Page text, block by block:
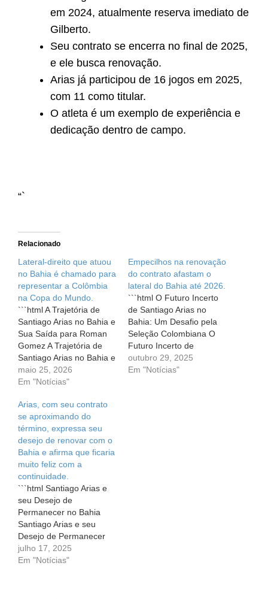
em 2024, atualmente reserva imediato de
Gilberto.
Seu contrato se encerra no final de 2025,
e ele busca renovação.
Arias já participou de 16 jogos em 2025,
com 11 como titular.
O atleta é um exemplo de experiência e
dedicação dentro de campo.
“`
Relacionado
Lateral-direito que atuou
no Bahia é chamado para
representar a Colômbia
na Copa do Mundo.
```html A Trajetória de
Santiago Arias no Bahia e
Sua Saída para Roman
Gomez A Trajetória de
Santiago Arias no Bahia e
Sua Saída para Roman
Gomez O mundo do
histórias que nos
emocionam e nos fazem
refletir sobre a passagem
dos jogadores pelos
clubes. A…
maio 25, 2026
Em "Notícias"
Empecilhos na renovação
do contrato afastam o
lateral do Bahia até 2026.
```html O Futuro Incerto
de Santiago Arias no
Bahia: Um Desafio pela
Seleção Colombiana O
Futuro Incerto de
Santiago Arias no Bahia:
Um Desafio pela Seleção
outubro 29, 2025
Em "Notícias"
Arias, com seu contrato
se aproximando do
término, expressa seu
desejo de renovar com o
Bahia e afirma que ficaria
muito feliz com a
continuidade.
```html Santiago Arias e
seu Desejo de
Permanecer no Bahia
Santiago Arias e seu
Desejo de Permanecer
no Bahia O futebol é uma
montanha-russa de
julho 17, 2025
Em "Notícias"